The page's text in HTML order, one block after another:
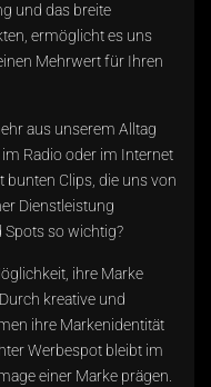
und das breite
ermöglicht es uns
Mehrwert für Ihren
aus unserem Alltag
Radio oder im Internet
bunten Clips, die uns von
Dienstleistung
so wichtig?
ihre Marke
kreative und
ihre Markenidentität
Werbespot bleibt im
einer Marke prägen.